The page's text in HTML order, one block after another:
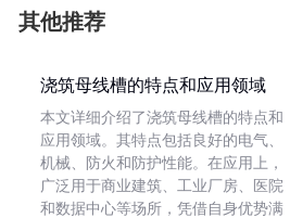
其他推荐
浇筑母线槽的特点和应用领域
本文详细介绍了浇筑母线槽的特点和
应用领域。其特点包括良好的电气、
机械、防火和防护性能。在应用上，
广泛用于商业建筑、工业厂房、医院
和数据中心等场所，凭借自身优势满